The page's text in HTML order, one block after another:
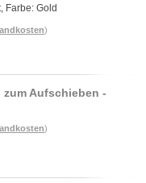
Farbe: Gold
)
zum Aufschieben -
)